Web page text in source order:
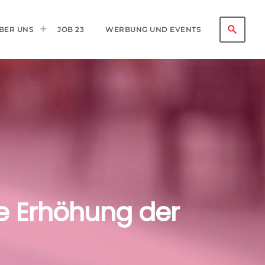
UNS JOB 23 WERBUNG UND EVENTS search
Erhöhung der